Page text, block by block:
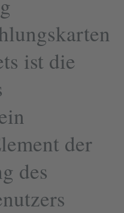
ist die
der
des